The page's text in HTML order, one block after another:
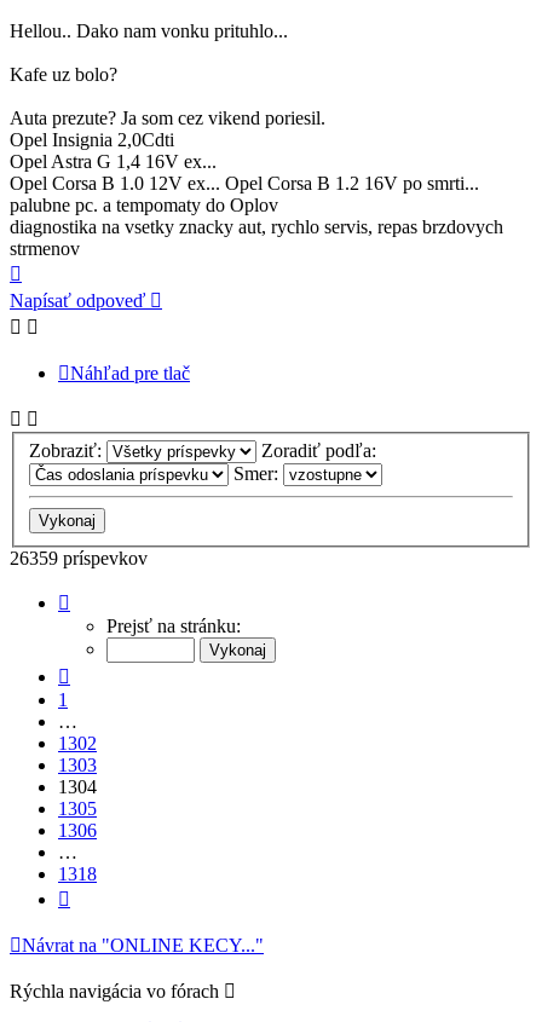
Hellou.. Dako nam vonku prituhlo...
Kafe uz bolo?
Auta prezute? Ja som cez vikend poriesil.
Opel Insignia 2,0Cdti
Opel Astra G 1,4 16V ex...
Opel Corsa B 1.0 12V ex... Opel Corsa B 1.2 16V po smrti...
palubne pc. a tempomaty do Oplov
diagnostika na vsetky znacky aut, rychlo servis, repas brzdovych
strmenov
Napísať odpoveď
Náhľad pre tlač
Zobraziť:
Zoradiť podľa:
Smer:
26359 príspevkov
1304
1318
Prejsť na stránku:
1
…
1302
1303
1304
1305
1306
…
1318
Návrat na "ONLINE KECY..."
Rýchla navigácia vo fórach